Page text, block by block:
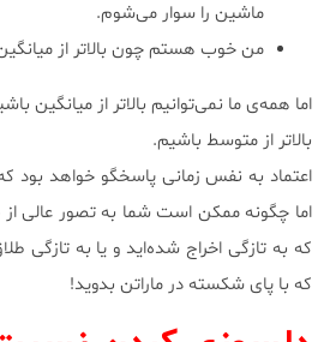
ماشین را سوار می‌شوم.
من خوب هستم چون بالاتر از
اما همه‌ی ما نمی‌توانیم بالاتر از میانگین
بالاتر از متوسط باشیم.
اعتماد به نفس زمانی پاسخگو خواهد
اما چگونه ممکن است شما به تصور عالی
که به تازگی اخراج شده‌اید و یا به تازگی
که با پای شکسته در ماراتن بدوید!